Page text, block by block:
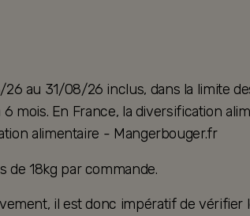
au 31/08/26 inclus, dans la limite
mois. En France, la diversification
alimentaire - Mangerbouger.fr
de 18kg par commande.
il est donc impératif de